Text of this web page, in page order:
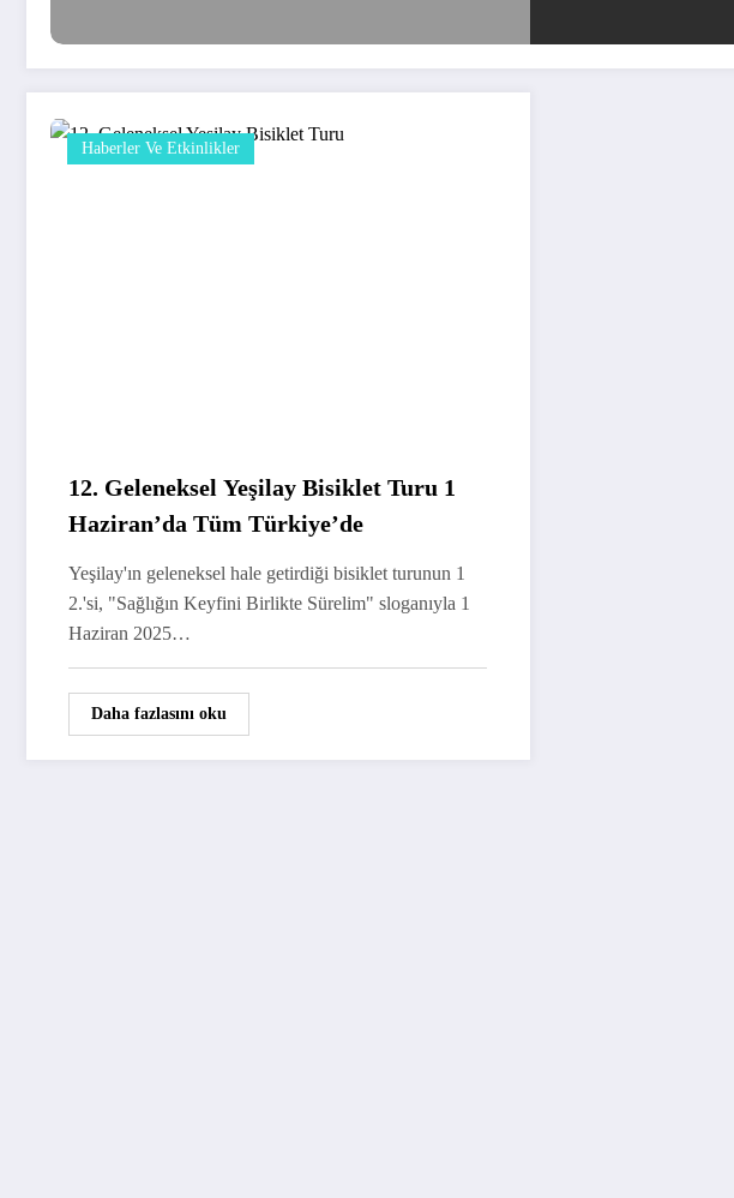
Haberler Ve Etkinlikler
12. Geleneksel Yeşilay Bisiklet Turu 1
Haziran’da Tüm Türkiye’de
Yeşilay'ın geleneksel hale getirdiği bisiklet turunun 1
2.'si, "Sağlığın Keyfini Birlikte Sürelim" sloganıyla 1
Haziran 2025…
Daha fazlasını oku